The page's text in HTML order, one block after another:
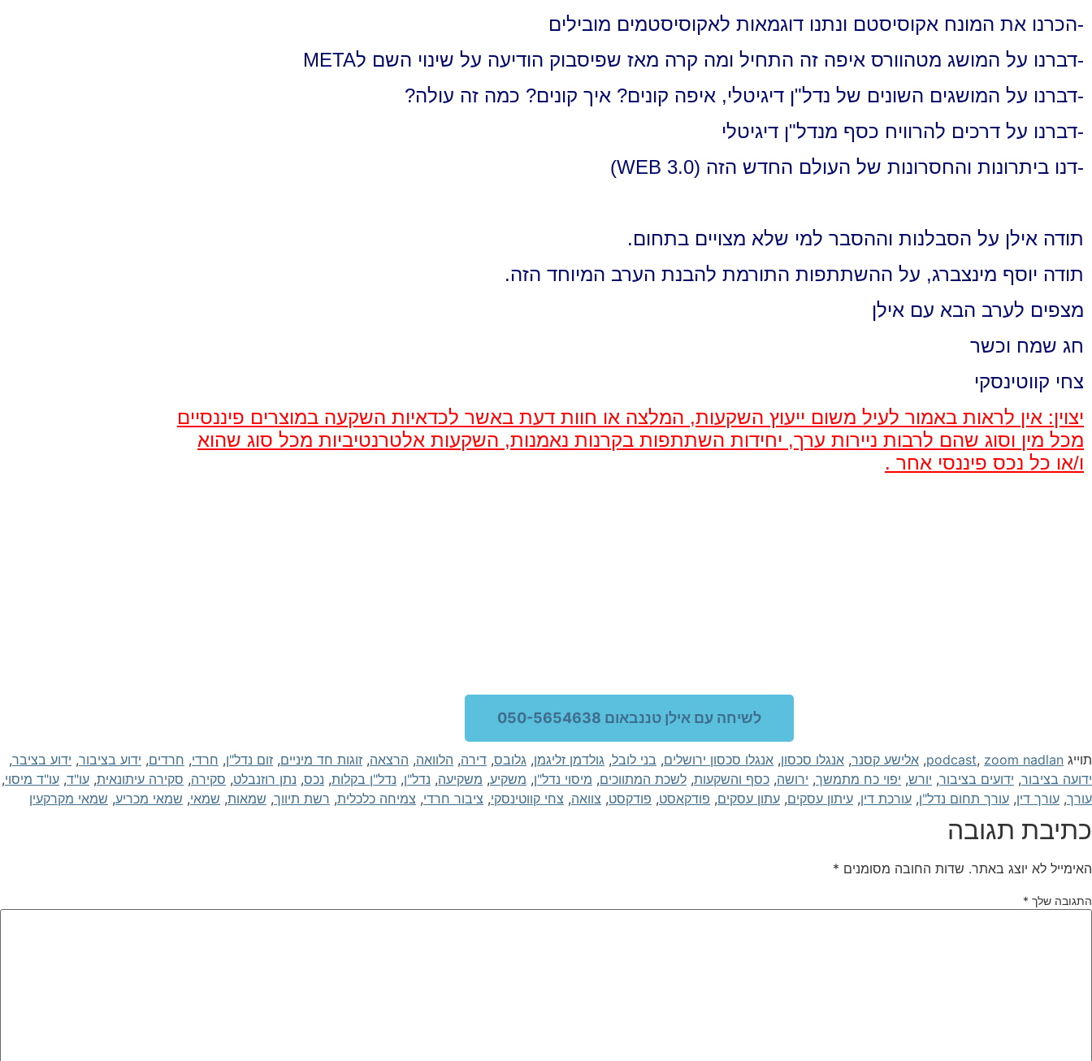
-הכרנו את המונח אקוסיסטם ונתנו דוגמאות לאקוסיסטמים מובילים
-דברנו על המושג מטהוורס איפה זה התחיל ומה קרה מאז שפיסבוק הודיעה על שינוי השם לMETA
-דברנו על המושגים השונים של נדל"ן דיגיטלי, איפה קונים? איך קונים? כמה זה עולה?
-דברנו על דרכים להרוויח כסף מנדל"ן דיגיטלי
-דנו ביתרונות והחסרונות של העולם החדש הזה (WEB 3.0)
תודה אילן על הסבלנות וההסבר למי שלא מצויים בתחום.
תודה יוסף מינצברג, על ההשתתפות התורמת להבנת הערב המיוחד הזה.
מצפים לערב הבא עם אילן
חג שמח וכשר
צחי קווטינסקי
יצוין: אין לראות באמור לעיל משום ייעוץ השקעות, המלצה או חוות דעת באשר לכדאיות השקעה במוצרים פיננסיים
מכל מין וסוג שהם לרבות ניירות ערך, יחידות השתתפות בקרנות נאמנות, השקעות אלטרנטיביות מכל סוג שהוא
ו/או כל נכס פיננסי אחר .
לשיחה עם אילן טננבאום 050-5654638
תוייג podcast, zoom nadlan
, אלישע קסנר, אנגלו סכסון, אנגלו סכסון ירושלים, בני לובל, גולדמן זליגמן, גלובס, דירה, הלוואה, הרצאה, זוגות חד מיניים, זום נדל"ן, חרדי, חרדים, ידוע בציבור, ידוע בציבר,
ידועה בציבור, ידועים בציבור, יורש, יפוי כח מתמשך, ירושה, כסף והשקעות, לשכת המתווכים, מיסוי נדל"ן, משקיע, משקיעה, נדל"ן, נדל"ן בקלות, נכס, נתן רוזנבלט, סקירה, סקירה עיתונאית, עו"ד, עו"ד מיסוי,
עורך, עורך דין, עורך תחום נדל"ן, עורכת דין, עיתון עסקים, עתון עסקים, פודקאסט, פודקסט, צוואה, צחי קווטינסקי, ציבור חרדי, צמיחה כלכלית, רשת תיווך, שמאות, שמאי, שמאי מכריע, שמאי מקרקעין
כתיבת תגובה
האימייל לא יוצג באתר. שדות החובה מסומנים *
התגובה שלך *